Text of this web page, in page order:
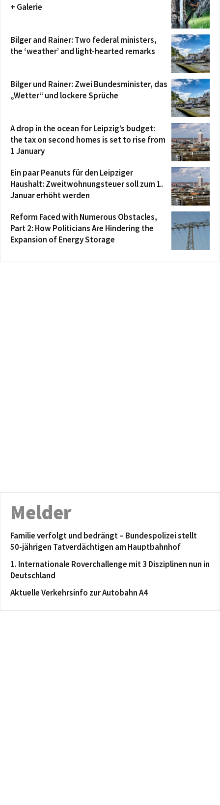
+ Galerie
Bilger and Rainer: Two federal ministers,
the ‘weather’ and light-hearted remarks
Bilger und Rainer: Zwei Bundesminister, das
„Wetter“ und lockere Sprüche
A drop in the ocean for Leipzig’s budget:
the tax on second homes is set to rise from
1 January
Ein paar Peanuts für den Leipziger
Haushalt: Zweitwohnungsteuer soll zum 1.
Januar erhöht werden
Reform Faced with Numerous Obstacles,
Part 2: How Politicians Are Hindering the
Expansion of Energy Storage
Melder
Familie verfolgt und bedrängt – Bundespolizei stellt
50-jährigen Tatverdächtigen am Hauptbahnhof
1. Internationale Roverchallenge mit 3 Disziplinen nun in
Deutschland
Aktuelle Verkehrsinfo zur Autobahn A4